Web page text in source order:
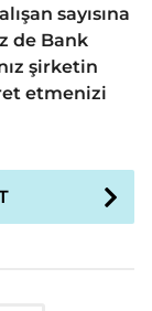
sayısına
de Bank
şirketin
etmenizi